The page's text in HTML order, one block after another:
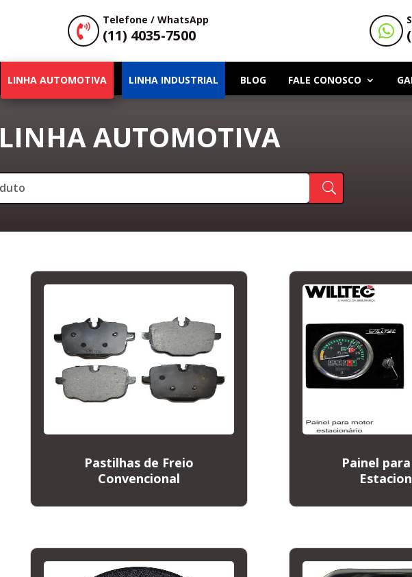

Telefone / WhatsApp
(11) 4035-7500 
LINHA AUTOMOTIVA LINHA INDUSTRIAL BLOG FALE CONOSCO
LINHA AUTOMOTIVA
Pastilhas de Freio
Convencional
Painel